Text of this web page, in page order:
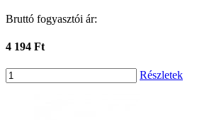
Bruttó fogyasztói ár:
4 194 Ft
Részletek